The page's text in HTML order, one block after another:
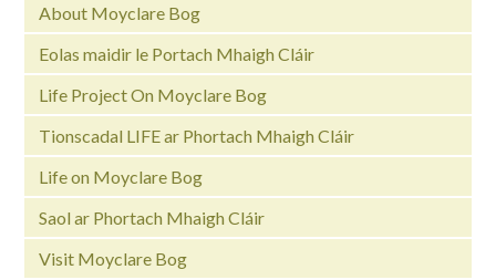
About Moyclare Bog
Eolas maidir le Portach Mhaigh Cláir
Life Project On Moyclare Bog
Tionscadal LIFE ar Phortach Mhaigh Cláir
Life on Moyclare Bog
Saol ar Phortach Mhaigh Cláir
Visit Moyclare Bog